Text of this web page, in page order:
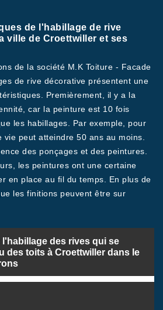
de l'habillage de rive
ville de Croettwiller et ses
de la société M.K Toiture - Facade
de rive décorative présentent une
Premièrement, il y a la
car la peinture est 10 fois
les habillages. Par exemple, pour
vie peut atteindre 50 ans au moins.
des ponçages et des peintures.
les peintures ont une certaine
en place au fil du temps. En plus de
les finitions peuvent être sur
l'habillage des rives qui se
des toits à Croettwiller dans le